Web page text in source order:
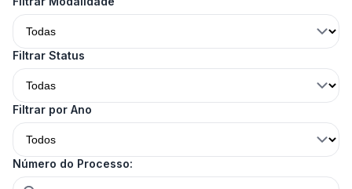
Filtrar Status
Filtrar por Ano
Número do Processo: